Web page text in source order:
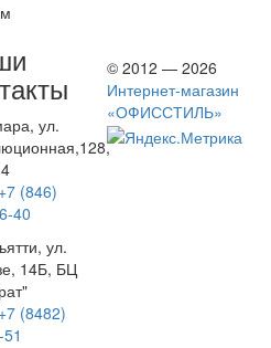
ул.
+7 (846)
40
ул.
14Б, БЦ
+7 (8482)
© 2012 — 2026
Интернет-магазин
«ОФИССТИЛЬ»